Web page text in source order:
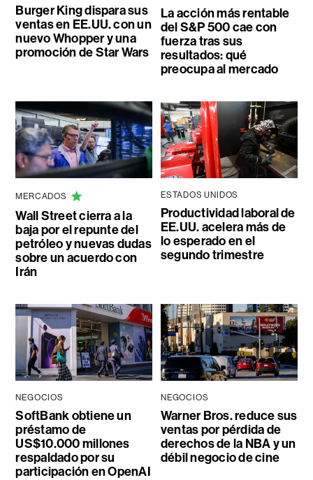
Burger King dispara sus
ventas en EE.UU. con un
nuevo Whopper y una
promoción de Star Wars
La acción más rentable
del S&P 500 cae con
fuerza tras sus
resultados: qué
preocupa al mercado
MERCADOS
Wall Street cierra a la
baja por el repunte del
petróleo y nuevas dudas
sobre un acuerdo con
Irán
ESTADOS UNIDOS
Productividad laboral de
EE.UU. acelera más de
lo esperado en el
segundo trimestre
NEGOCIOS
SoftBank obtiene un
préstamo de
US$10.000 millones
respaldado por su
participación en OpenAI
NEGOCIOS
Warner Bros. reduce sus
ventas por pérdida de
derechos de la NBA y un
débil negocio de cine